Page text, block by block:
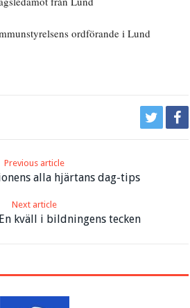
ordförande i Lund
Previous article
alla hjärtans dag-tips
Next article
kväll i bildningens tecken